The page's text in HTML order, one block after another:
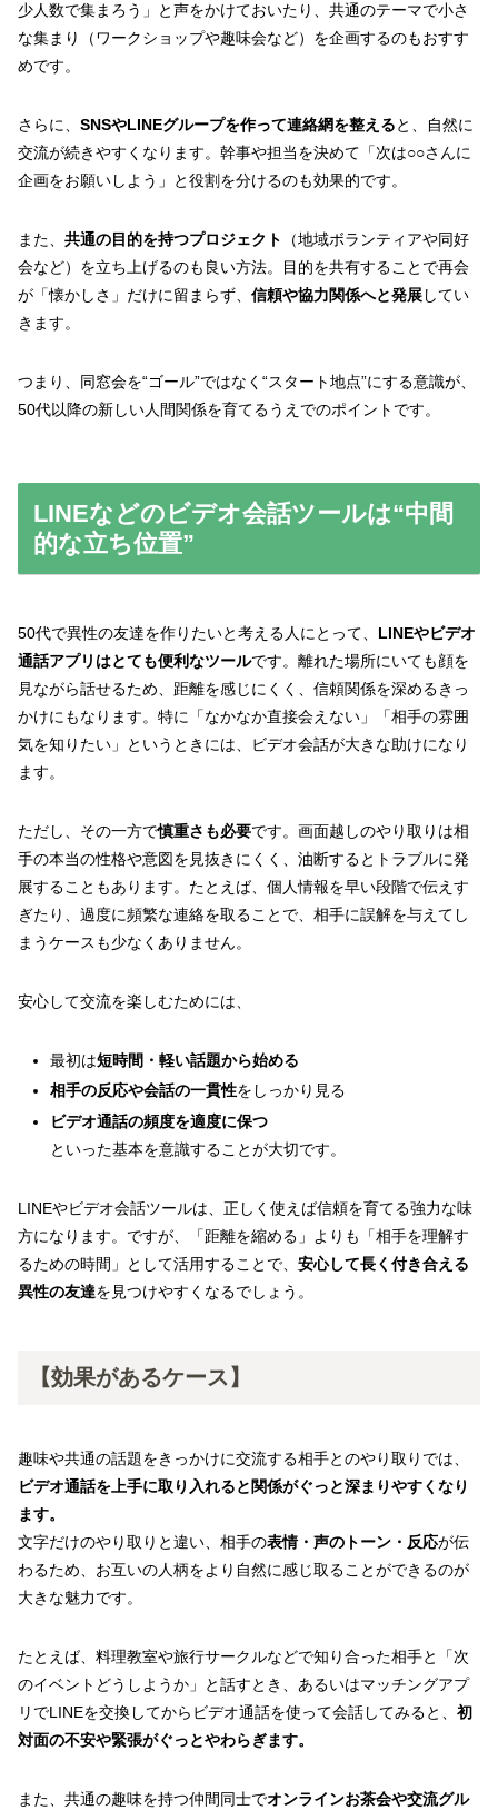
少人数で集まろう」と声をかけておいたり、共通のテーマで小さ
な集まり（ワークショップや趣味会など）を企画するのもおすす
めです。
さらに、 SNSやLINEグループを作って連絡網を整えると、自然に
交流が続きやすくなります。幹事や担当を決めて「次は○○さんに
企画をお願いしよう」と役割を分けるのも効果的です。
また、 共通の目的を持つプロジェクト
（地域ボランティアや同好
会など）を立ち上げるのも良い方法。目的を共有することで再会
が「懐かしさ」だけに留まらず、 信頼や協力関係へと発展してい
きます。
つまり、同窓会を“ゴール”ではなく“スタート地点”にする意識が、
50代以降の新しい人間関係を育てるうえでのポイントです。
LINEなどのビデオ会話ツールは“中間
的な立ち位置”
50代で異性の友達を作りたいと考える人にとって、 LINEやビデオ
通話アプリはとても便利なツールです。離れた場所にいても顔を
見ながら話せるため、距離を感じにくく、信頼関係を深めるきっ
かけにもなります。特に「なかなか直接会えない」「相手の雰囲
気を知りたい」というときには、ビデオ会話が大きな助けになり
ます。
ただし、その一方で慎重さも必要です。画面越しのやり取りは相
手の本当の性格や意図を見抜きにくく、油断するとトラブルに発
展することもあります。たとえば、個人情報を早い段階で伝えす
ぎたり、過度に頻繁な連絡を取ることで、相手に誤解を与えてし
まうケースも少なくありません。
安心して交流を楽しむためには、
最初は短時間・軽い話題から始める
相手の反応や会話の一貫性をしっかり見る
ビデオ通話の頻度を適度に保つ
といった基本を意識することが大切です。
LINEやビデオ会話ツールは、正しく使えば信頼を育てる強力な味
方になります。ですが、「距離を縮める」よりも「相手を理解す
るための時間」として活用することで、 安心して長く付き合える
異性の友達を見つけやすくなるでしょう。
【効果があるケース】
趣味や共通の話題をきっかけに交流する相手とのやり取りでは、
ビデオ通話を上手に取り入れると関係がぐっと深まりやすくなり
ます。
文字だけのやり取りと違い、相手の表情・声のトーン・反応が伝
わるため、お互いの人柄をより自然に感じ取ることができるのが
大きな魅力です。
たとえば、料理教室や旅行サークルなどで知り合った相手と「次
のイベントどうしようか」と話すとき、あるいはマッチングアプ
リでLINEを交換してからビデオ通話を使って会話してみると、 初
対面の不安や緊張がぐっとやわらぎます。
また、共通の趣味を持つ仲間同士でオンラインお茶会や交流グル